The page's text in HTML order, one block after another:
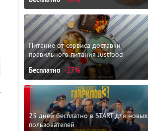
Питание от сервиса доставки
правильного питания Justfood
Бесплатно -27%
25 дней бесплатно в START для новых
пользователей